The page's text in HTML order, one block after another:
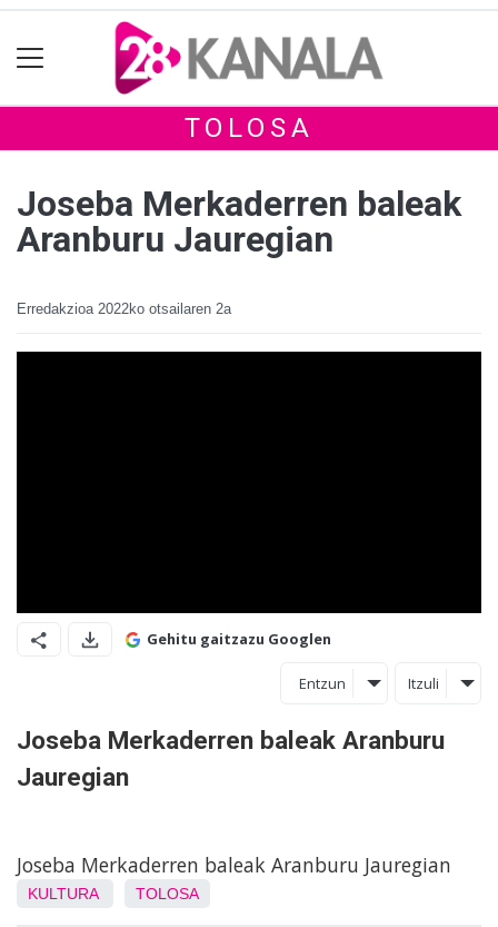
TOLOSA
Joseba Merkaderren baleak
Aranburu Jauregian
Erredakzioa 2022ko otsailaren 2a
Gehitu gaitzazu Googlen
Entzun Itzuli
Joseba Merkaderren baleak Aranburu
Jauregian
Joseba Merkaderren baleak Aranburu Jauregian
KULTURA TOLOSA